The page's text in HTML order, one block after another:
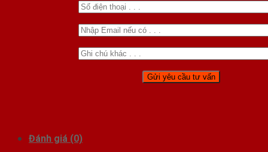
Đánh giá (0)